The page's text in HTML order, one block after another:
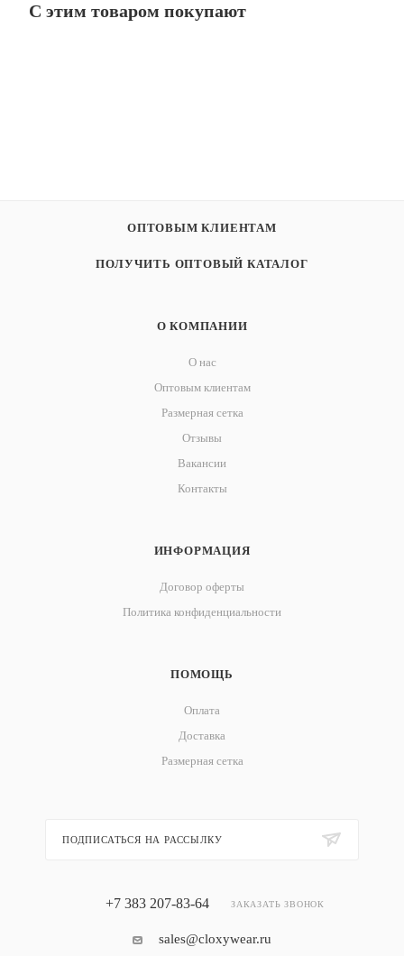
С этим товаром покупают
ОПТОВЫМ КЛИЕНТАМ
ПОЛУЧИТЬ ОПТОВЫЙ КАТАЛОГ
О КОМПАНИИ
О нас
Оптовым клиентам
Размерная сетка
Отзывы
Вакансии
Контакты
ИНФОРМАЦИЯ
Договор оферты
Политика конфиденциальности
ПОМОЩЬ
Оплата
Доставка
Размерная сетка
ПОДПИСАТЬСЯ НА РАССЫЛКУ
+7 383 207-83-64 ЗАКАЗАТЬ ЗВОНОК
sales@cloxywear.ru